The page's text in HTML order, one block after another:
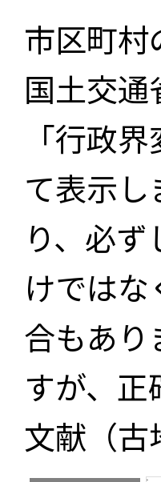
市区町
国土交
「行政
て表示
り、必
けでは
合もあり
すが、
文献（